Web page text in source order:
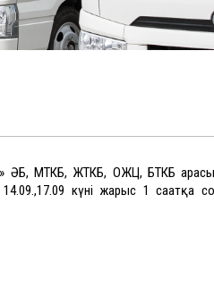
ӘБ, МТКБ, ЖТКБ, ОЖЦ, БТКБ
күні жарыс 1 сағатқа